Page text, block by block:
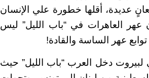
عديدة، أقلها خطورة علي الإنسان
عهر العاهرات في “باب الليل” ليس
عهر الساسة والقادة!
لبيروت دخل العرب “باب الليل” حيث